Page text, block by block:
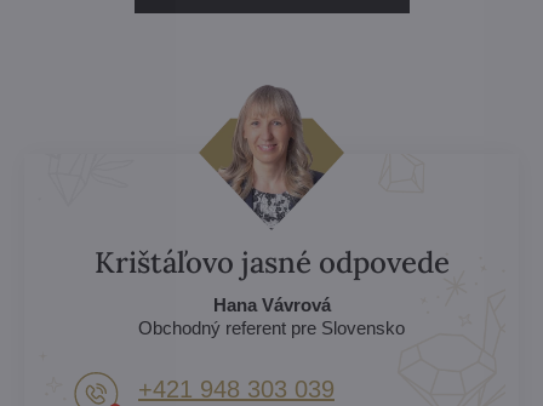
Krištáľovo jasné odpovede
Hana Vávrová
Obchodný referent pre Slovensko
+421 948 303 039